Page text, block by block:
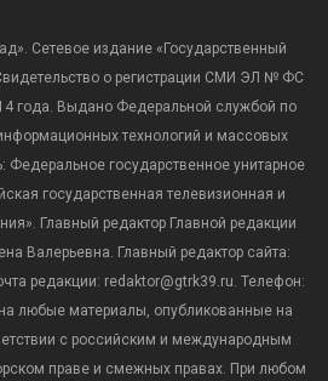
Сетевое издание «Государственный
о регистрации СМИ ЭЛ № ФС
года. Выдано Федеральной службой по
технологий и массовых
Федеральное государственное унитарное
государственная телевизионная и
Главный редактор Главной редакции
Валерьевна. Главный редактор сайта:
редакции: redaktor@gtrk39.ru. Телефон:
любые материалы, опубликованные на
с российским и международным
праве и смежных правах. При любом